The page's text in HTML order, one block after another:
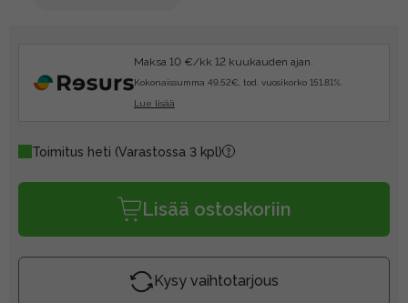
Maksa 10 €/kk 12 kuukauden ajan.
Kokonaissumma 49.52€, tod. vuosikorko 151.81%.
Lue lisää
Toimitus heti (Varastossa 3 kpl)
Lisää ostoskoriin
Kysy vaihtotarjous